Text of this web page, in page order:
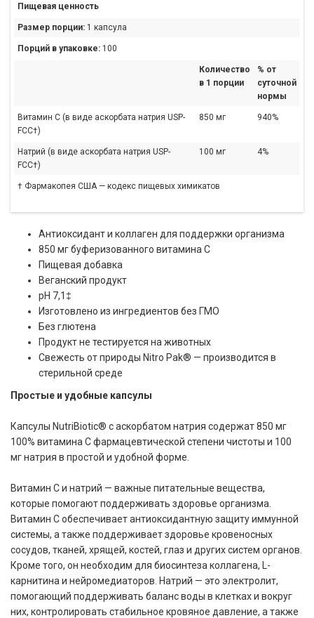
Пищевая ценность
Размер порции: 1 капсула
Порций в упаковке: 100
Количество
в 1 порции
% от
суточной
нормы
Витамин С (в виде аскорбата натрия USP-
FCC†)
850 мг 940%
Натрий (в виде аскорбата натрия USP-
FCC†)
100 мг 4%
† Фармакопея США — кодекс пищевых химикатов
Антиоксидант и коллаген для поддержки организма
850 мг буферизованного витамина C
Пищевая добавка
Веганский продукт
pH 7,1‡
Изготовлено из ингредиентов без ГМО
Без глютена
Продукт не тестируется на животных
Свежесть от природы Nitro Pak® — производится в
стерильной среде
Простые и удобные капсулы
Капсулы NutriBiotic® с аскорбатом натрия содержат 850 мг
100% витамина C фармацевтической степени чистоты и 100
мг натрия в простой и удобной форме.
Витамин C и натрий — важные питательные вещества,
которые помогают поддерживать здоровье организма.
Витамин C обеспечивает антиоксидантную защиту иммунной
системы, а также поддерживает здоровье кровеносных
сосудов, тканей, хрящей, костей, глаз и других систем органов.
Кроме того, он необходим для биосинтеза коллагена, L-
карнитина и нейромедиаторов. Натрий — это электролит,
помогающий поддерживать баланс воды в клетках и вокруг
них, контролировать стабильное кровяное давление, а также